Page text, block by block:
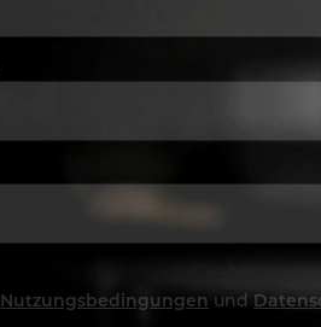
Nutzungsbedingungen und